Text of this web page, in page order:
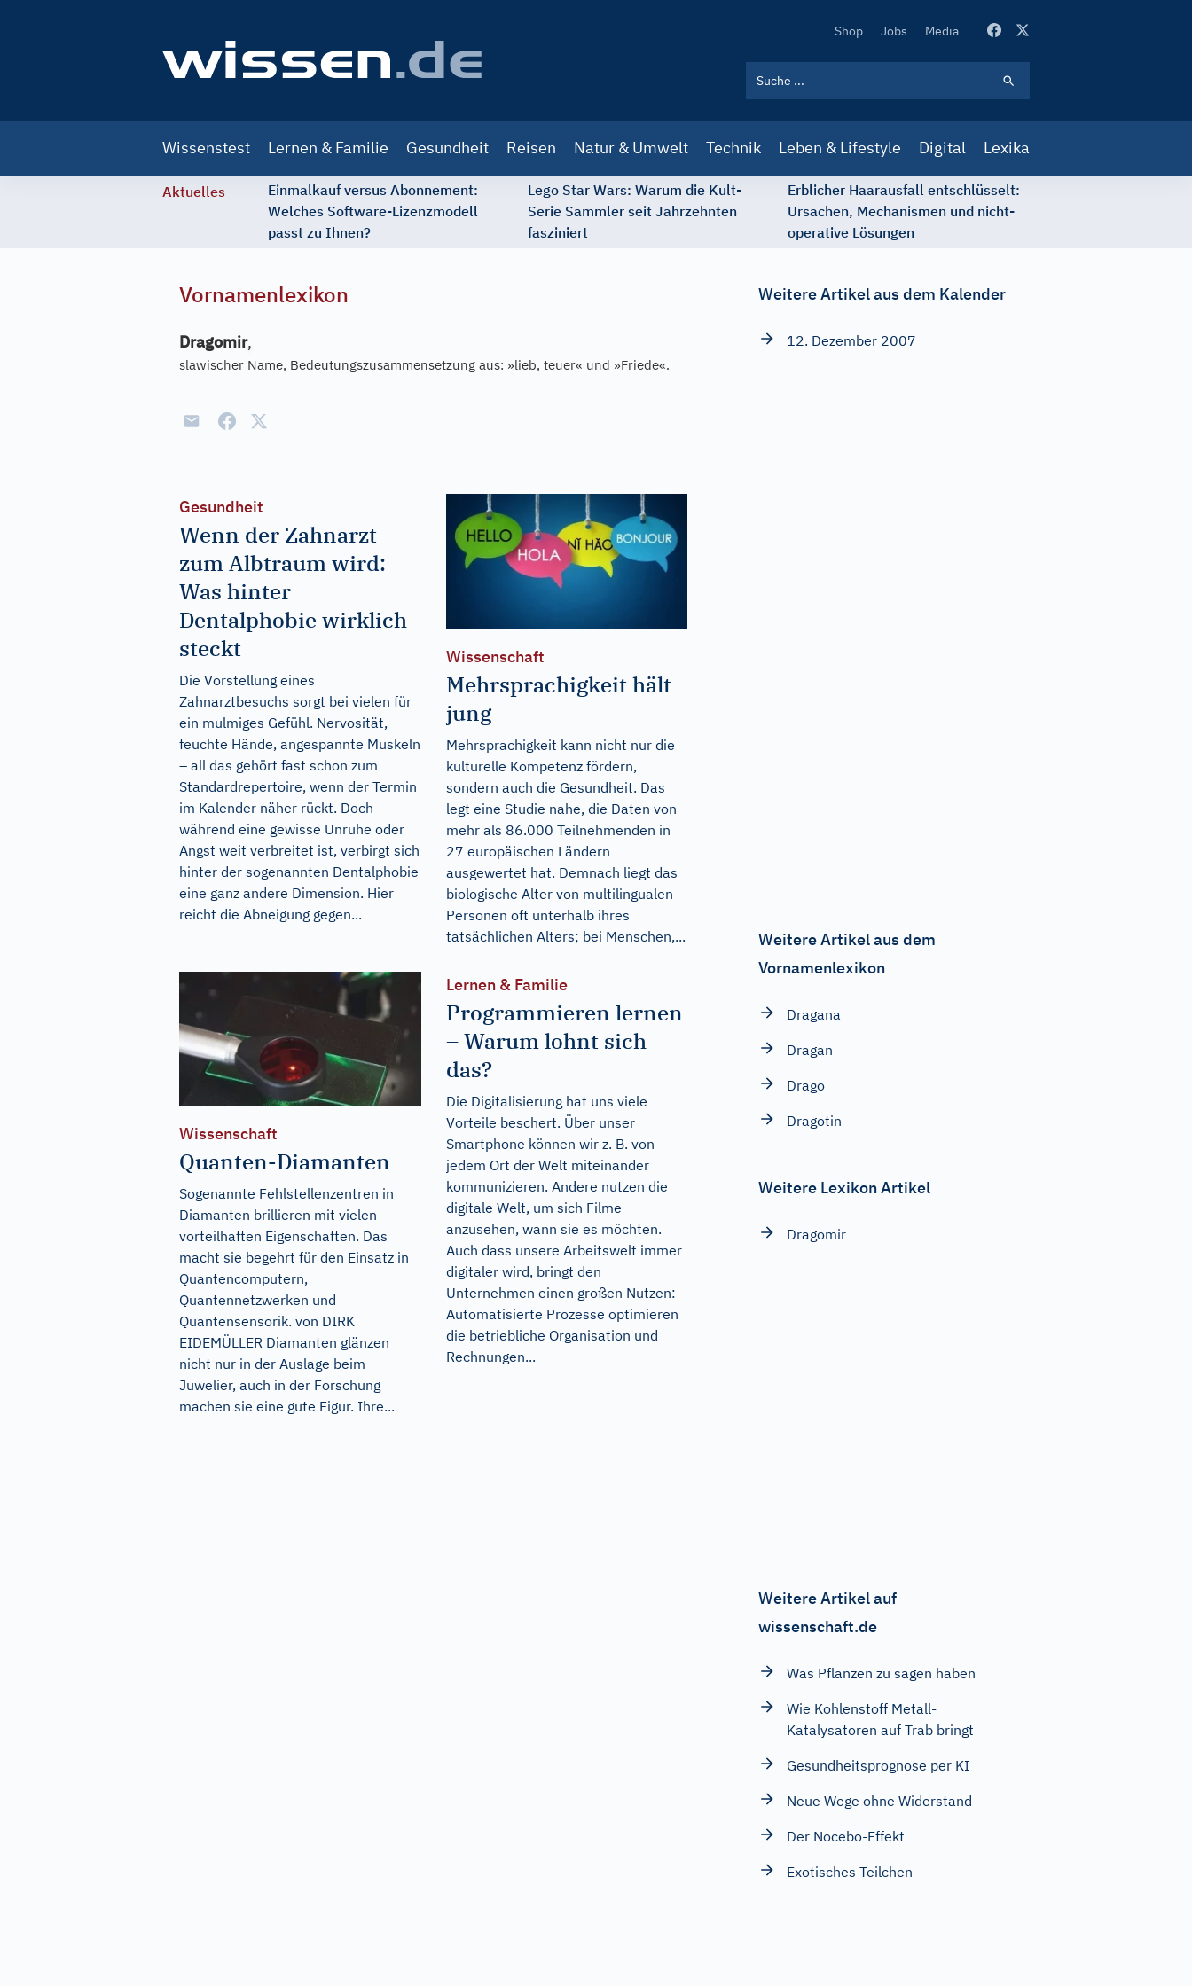
Secondary
Shop Jobs Media
navigation
Wissenstest Lernen & Familie Gesundheit Reisen Natur & Umwelt Technik Leben & Lifestyle Digital Lexika
Aktuelles
Einmalkauf versus Abonnement:
Welches Software-Lizenzmodell
passt zu Ihnen?
Lego Star Wars: Warum die Kult-
Serie Sammler seit Jahrzehnten
fasziniert
Erblicher Haarausfall entschlüsselt:
Ursachen, Mechanismen und nicht-
operative Lösungen
Vornamenlexikon
Dragomir,
slawischer Name, Bedeutungszusammensetzung aus: »lieb, teuer« und »Friede«.
Gesundheit
Wenn der Zahnarzt
zum Albtraum wird:
Was hinter
Dentalphobie wirklich
steckt
Die Vorstellung eines
Zahnarztbesuchs sorgt bei vielen für
ein mulmiges Gefühl. Nervosität,
feuchte Hände, angespannte Muskeln
– all das gehört fast schon zum
Standardrepertoire, wenn der Termin
im Kalender näher rückt. Doch
während eine gewisse Unruhe oder
Angst weit verbreitet ist, verbirgt sich
hinter der sogenannten Dentalphobie
eine ganz andere Dimension. Hier
reicht die Abneigung gegen...
Wissenschaft
Mehrsprachigkeit hält
jung
Mehrsprachigkeit kann nicht nur die
kulturelle Kompetenz fördern,
sondern auch die Gesundheit. Das
legt eine Studie nahe, die Daten von
mehr als 86.000 Teilnehmenden in
27 europäischen Ländern
ausgewertet hat. Demnach liegt das
biologische Alter von multilingualen
Personen oft unterhalb ihres
tatsächlichen Alters; bei Menschen,...
Wissenschaft
Quanten-Diamanten
Sogenannte Fehlstellenzentren in
Diamanten brillieren mit vielen
vorteilhaften Eigenschaften. Das
macht sie begehrt für den Einsatz in
Quantencomputern,
Quantennetzwerken und
Quantensensorik. von DIRK
EIDEMÜLLER Diamanten glänzen
nicht nur in der Auslage beim
Juwelier, auch in der Forschung
machen sie eine gute Figur. Ihre...
Lernen & Familie
Programmieren lernen
– Warum lohnt sich
das?
Die Digitalisierung hat uns viele
Vorteile beschert. Über unser
Smartphone können wir z. B. von
jedem Ort der Welt miteinander
kommunizieren. Andere nutzen die
digitale Welt, um sich Filme
anzusehen, wann sie es möchten.
Auch dass unsere Arbeitswelt immer
digitaler wird, bringt den
Unternehmen einen großen Nutzen:
Automatisierte Prozesse optimieren
die betriebliche Organisation und
Rechnungen...
Weitere Artikel aus dem Kalender
12. Dezember 2007
Weitere Artikel aus dem
Vornamenlexikon
Dragana
Dragan
Drago
Dragotin
Weitere Lexikon Artikel
Dragomir
Weitere Artikel auf
wissenschaft.de
Was Pflanzen zu sagen haben
Wie Kohlenstoff Metall-
Katalysatoren auf Trab bringt
Gesundheitsprognose per KI
Neue Wege ohne Widerstand
Der Nocebo-Effekt
Exotisches Teilchen